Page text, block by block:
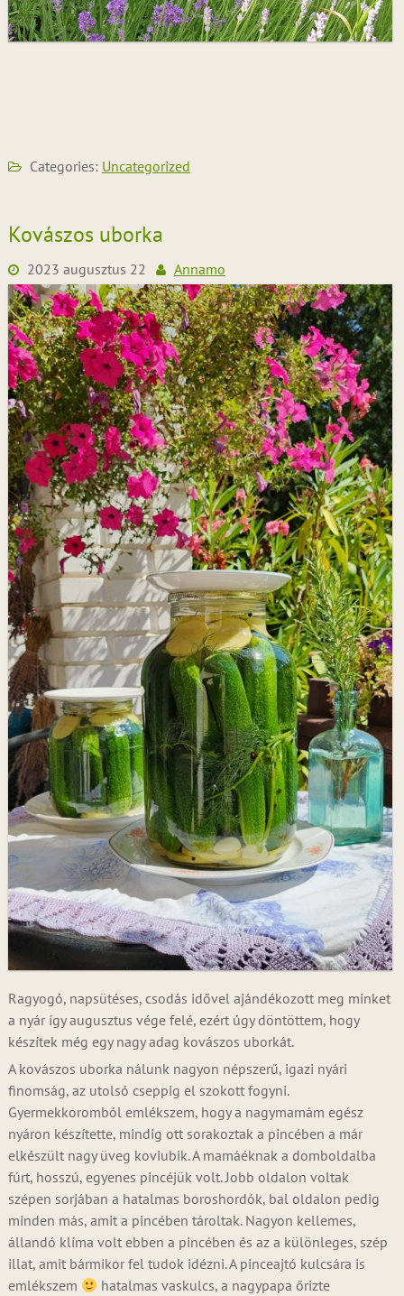
Categories: Uncategorized
Kovászos uborka
2023 augusztus 22 Annamo
Ragyogó, napsütéses, csodás idővel ajándékozott meg minket
a nyár így augusztus vége felé, ezért úgy döntöttem, hogy
készítek még egy nagy adag kovászos uborkát.
A kovászos uborka nálunk nagyon népszerű, igazi nyári
finomság, az utolsó cseppig el szokott fogyni.
Gyermekkoromból emlékszem, hogy a nagymamám egész
nyáron készítette, mindig ott sorakoztak a pincében a már
elkészült nagy üveg koviubik. A mamáéknak a domboldalba
fúrt, hosszú, egyenes pincéjük volt. Jobb oldalon voltak
szépen sorjában a hatalmas boroshordók, bal oldalon pedig
minden más, amit a pincében tároltak. Nagyon kellemes,
állandó klíma volt ebben a pincében és az a különleges, szép
illat, amit bármikor fel tudok idézni. A pinceajtó kulcsára is
emlékszem
hatalmas vaskulcs, a nagypapa őrizte